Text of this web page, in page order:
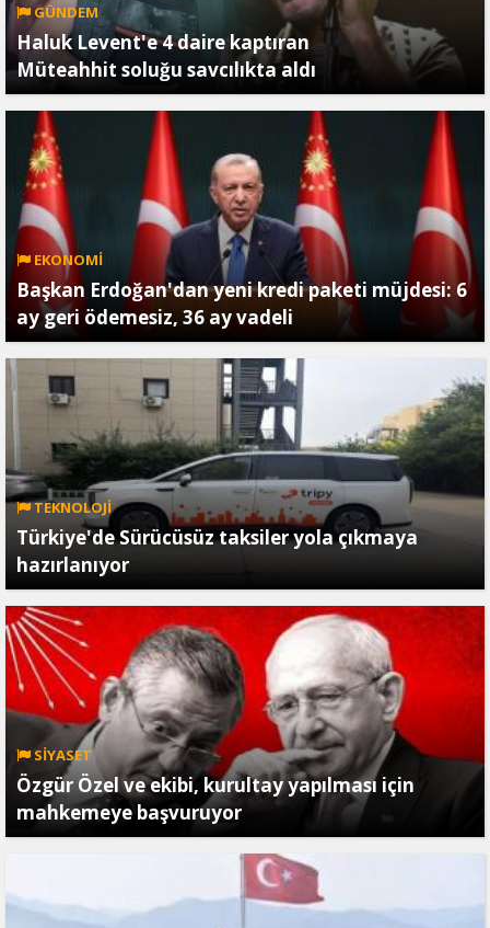
GÜNDEM
Haluk Levent'e 4 daire kaptıran
Müteahhit soluğu savcılıkta aldı
EKONOMİ
Başkan Erdoğan'dan yeni kredi paketi müjdesi: 6
ay geri ödemesiz, 36 ay vadeli
TEKNOLOJİ
Türkiye'de Sürücüsüz taksiler yola çıkmaya
hazırlanıyor
SİYASET
Özgür Özel ve ekibi, kurultay yapılması için
mahkemeye başvuruyor